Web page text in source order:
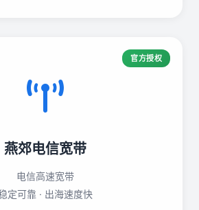
官方授权
燕郊电信宽带
电信高速宽带
定可靠 · 出海速度快